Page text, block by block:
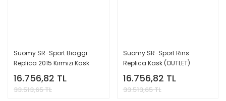
Suomy SR-Sport Biaggi
Replica 2015 Kırmızı Kask
(OUTLET)
16.756,82 TL
33.513,65 TL
Suomy SR-Sport Rins
Replica Kask (OUTLET)
16.756,82 TL
33.513,65 TL